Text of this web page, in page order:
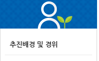
추진배경 및 경위